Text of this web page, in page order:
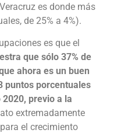
es donde más
de 25% a 4%).
es que el
que sólo 37% de
ahora es un buen
puntos porcentuales
previo a la
extremadamente
el crecimiento